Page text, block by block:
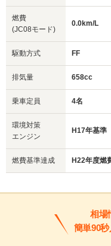
燃費
(JC08モード)
0.0km/L
駆動方式 FF
排気量 658cc
乗車定員 4名
環境対策
エンジン
H17年
燃費基準達成 H22年度燃
相場
簡単90秒